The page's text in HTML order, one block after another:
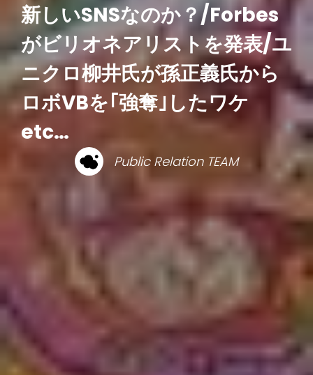
新しいSNSなのか？/Forbes
がビリオネアリストを発表/ユ
ニクロ柳井氏が孫正義氏から
ロボVBを｢強奪｣したワケ
etc…
Public Relation TEAM